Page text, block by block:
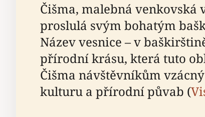
Čišma, malebná venkovská
proslulá svým bohatým
Název vesnice – v
přírodní krásu, která tuto
Čišma návštěvníkům
kulturu a přírodní půvab (